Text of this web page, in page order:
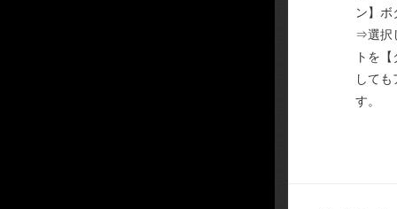
ン】ボ
⇒選択
トを
して
す。